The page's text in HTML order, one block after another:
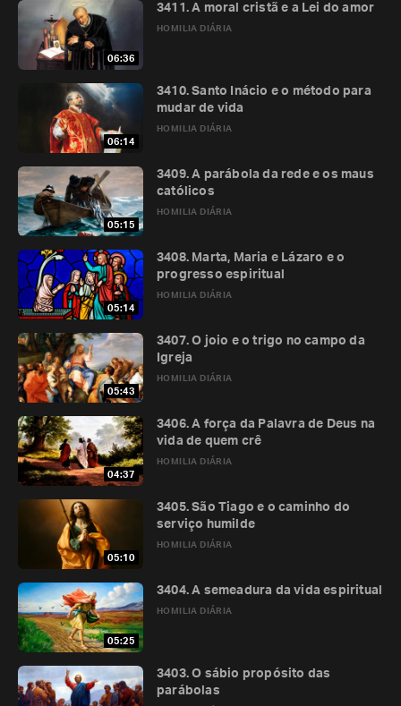
06:36
HOMILIA DIÁRIA
3411. A moral cristã e a Lei do amor
06:14
HOMILIA DIÁRIA
3410. Santo Inácio e o método para
mudar de vida
05:15
HOMILIA DIÁRIA
3409. A parábola da rede e os maus
católicos
05:14
HOMILIA DIÁRIA
3408. Marta, Maria e Lázaro e o
progresso espiritual
05:43
HOMILIA DIÁRIA
3407. O joio e o trigo no campo da
Igreja
04:37
HOMILIA DIÁRIA
3406. A força da Palavra de Deus na
vida de quem crê
05:10
HOMILIA DIÁRIA
3405. São Tiago e o caminho do
serviço humilde
05:25
HOMILIA DIÁRIA
3404. A semeadura da vida espiritual
3403. O sábio propósito das
parábolas